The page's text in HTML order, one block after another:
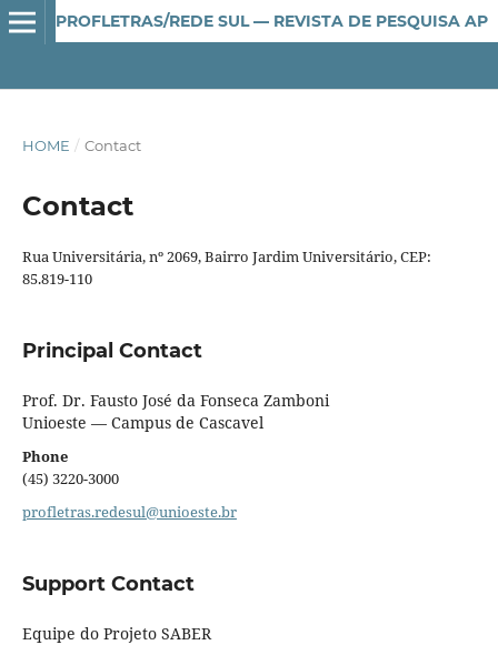
PROFLETRAS/REDE SUL — REVISTA DE PESQUISA APLICADA AO ENSINO DE LÍNGUA E LITERATURA
HOME / Contact
Contact
Rua Universitária, nº 2069, Bairro Jardim Universitário, CEP:
85.819-110
Principal Contact
Prof. Dr. Fausto José da Fonseca Zamboni
Unioeste — Campus de Cascavel
Phone
(45) 3220-3000
profletras.redesul@unioeste.br
Support Contact
Equipe do Projeto SABER